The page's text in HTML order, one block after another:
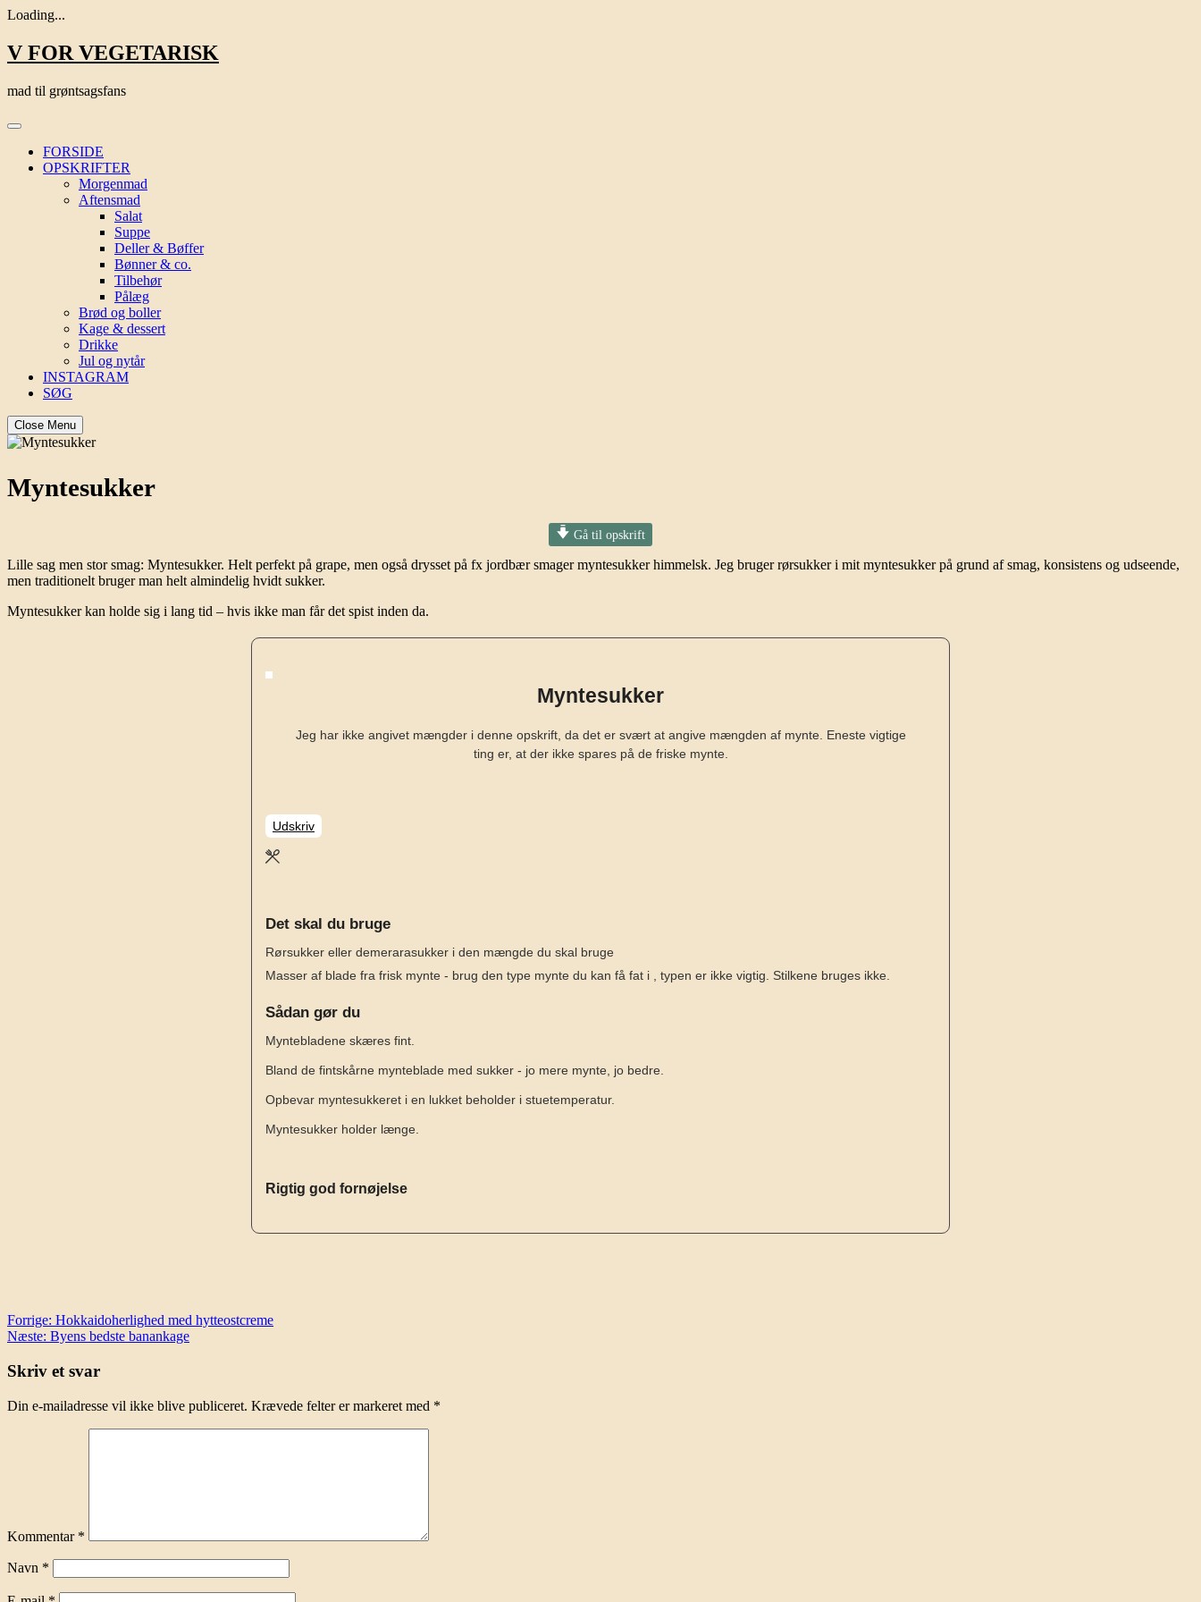
Loading...
Skip
to
V FOR VEGETARISK
mad til grøntsagsfans
FORSIDE
OPSKRIFTER
Morgenmad
Aftensmad
Salat
Suppe
Deller & Bøffer
Bønner & co.
Tilbehør
Pålæg
Brød og boller
Kage & dessert
Drikke
Jul og nytår
INSTAGRAM
SØG
Close Menu
Myntesukker
Gå til opskrift
Lille sag men stor smag: Myntesukker. Helt perfekt på grape, men også drysset på fx jordbær smager myntesukker himmelsk. Jeg bruger rørsukker i mit myntesukker på grund af smag, konsistens og udseende,
men traditionelt bruger man helt almindelig hvidt sukker.
Myntesukker kan holde sig i lang tid – hvis ikke man får det spist inden da.
Myntesukker
Jeg har ikke angivet mængder i denne opskrift, da det er svært at angive mængden af mynte. Eneste vigtige
ting er, at der ikke spares på de friske mynte.
Udskriv
Det skal du bruge
Rørsukker eller demerarasukker i den mængde du skal bruge
Masser af blade fra frisk mynte - brug den type mynte du kan få fat i
, typen er ikke vigtig. Stilkene bruges ikke.
Sådan gør du
Myntebladene skæres fint.
Bland de fintskårne mynteblade med sukker - jo mere mynte, jo bedre.
Opbevar myntesukkeret i en lukket beholder i stuetemperatur.
Myntesukker holder længe.
Rigtig god fornøjelse
Indlægsnavigation
Forrige: Hokkaidoherlighed med hytteostcreme
Næste: Byens bedste banankage
Skriv et svar
Din e-mailadresse vil ikke blive publiceret. Krævede felter er markeret med *
Kommentar *
Navn *